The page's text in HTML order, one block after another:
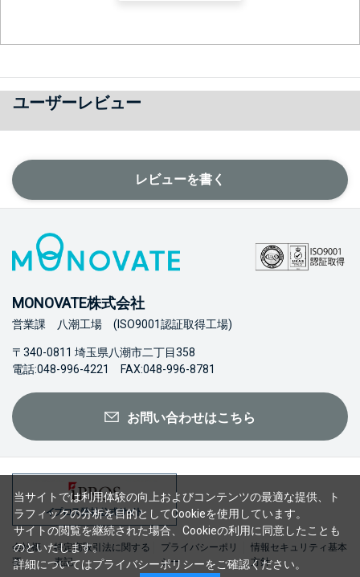
ユーザーレビュー
レビューを書く
MONOVATE株式会社
営業課 八潮工場 (ISO9001認証取得工場)
〒340-0811 埼玉県八潮市二丁目358
電話:048-996-4221 FAX:048-996-8781
お問い合わせはこちら
会社概
要
特定商取引法に関する
表記
プライバシーポリ
シー
情報セキュリティ基本
方針
当サイトでは利用体験の向上およびコンテンツの最適な提供、ト
ラフィックの分析を目的としてCookieを使用しています。
サイトの閲覧を継続された場合、Cookieの利用に同意したことも
のといたします。
詳細についてはプライバシーポリシーをご確認ください。